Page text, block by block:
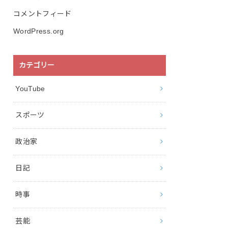
コメントフィード
WordPress.org
カテゴリー
YouTube
スポーツ
政治家
日記
時事
芸能